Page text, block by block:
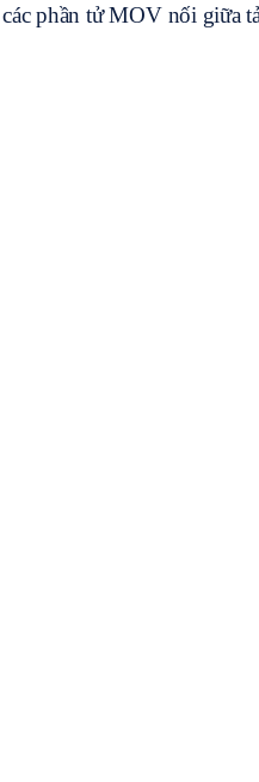
phần tử MOV nối giữa